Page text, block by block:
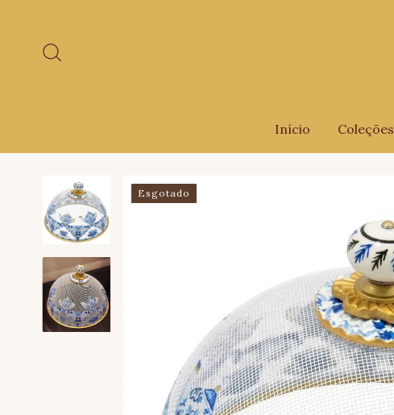
Início Coleções
Esgotado